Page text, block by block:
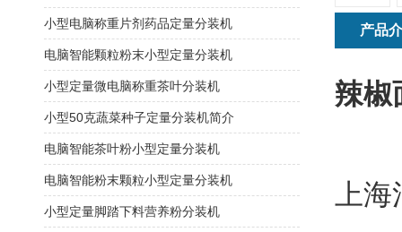
产品
辣椒
上
小型电脑称重片剂药品定量分装机
电脑智能颗粒粉末小型定量分装机
小型定量微电脑称重茶叶分装机
小型50克蔬菜种子定量分装机简介
电脑智能茶叶粉小型定量分装机
电脑智能粉末颗粒小型定量分装机
小型定量脚踏下料营养粉分装机